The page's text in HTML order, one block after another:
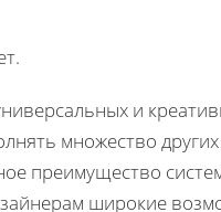
и
множество других
преимущество
широкие